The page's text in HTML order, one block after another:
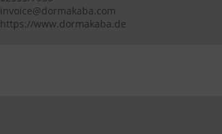
invoice@dormakaba.com
https://www.dormakaba.de